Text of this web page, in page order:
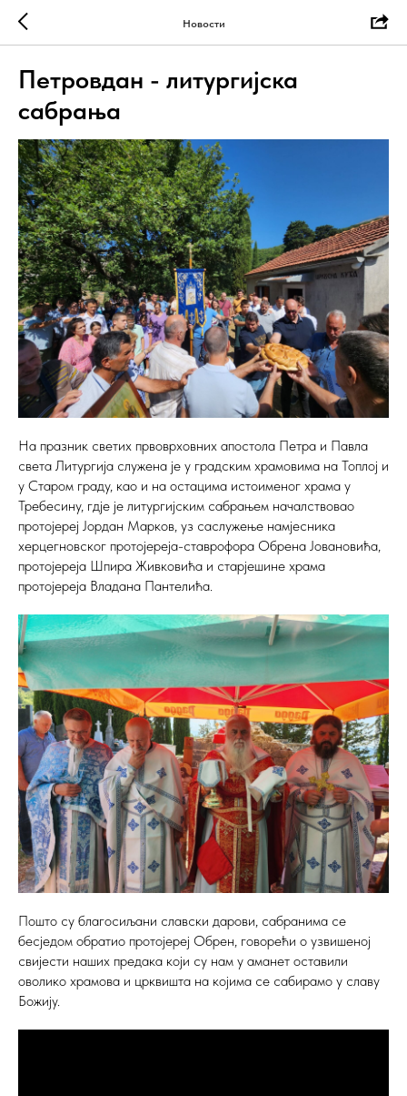
Новости
Петровдан - литургијска
сабрања
На празник светих првоврховних апостола Петра и Павла
света Литургија служена је у градским храмовима на Топлој и
у Старом граду, као и на остацима истоименог храма у
Требесину, гдје је литургијским сабрањем началствовао
протојереј Јордан Марков, уз саслужење намјесника
херцегновског протојереја-ставрофора Обрена Јовановића,
протојереја Шпира Живковића и старјешине храма
протојереја Владана Пантелића.
Пошто су благосиљани славски дарови, сабранима се
бесједом обратио протојереј Обрен, говорећи о узвишеној
свијести наших предака који су нам у аманет оставили
оволико храмова и црквишта на којима се сабирамо у славу
Божију.